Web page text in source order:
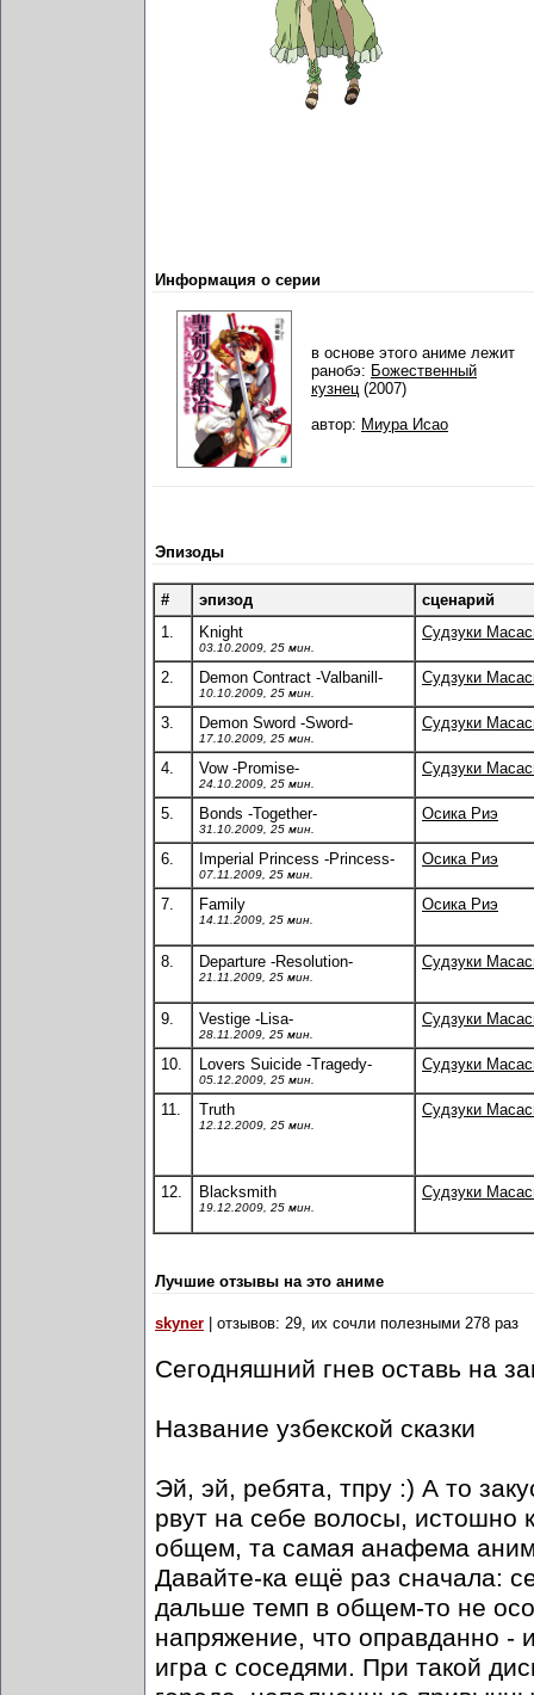
Информация о серии
в основе этого аниме лежит
ранобэ: Божественный
кузнец(2007)
автор: Миура Исао
Эпизоды
# эпизод
сценарий
1.
Knight
03.10.2009, 25 мин.
Судзуки
2. Demon Contract -Valbanill-
10.10.2009, 25 мин.
Судзуки
3. Demon Sword -Sword-
17.10.2009, 25 мин.
Судзуки
4. Vow -Promise-
24.10.2009, 25 мин.
Судзуки
5. Bonds -Together-
31.10.2009, 25 мин.
Осика Риэ
6. Imperial Princess -Princess-
07.11.2009, 25 мин.
Осика Риэ
7. Family
14.11.2009, 25 мин.
Осика Риэ
8. Departure -Resolution-
21.11.2009, 25 мин.
Судзуки
9. Vestige -Lisa-
28.11.2009, 25 мин.
Судзуки
10. Lovers Suicide -Tragedy-
05.12.2009, 25 мин.
Судзуки
11. Truth
12.12.2009, 25 мин.
Судзуки
12. Blacksmith
19.12.2009, 25 мин.
Судзуки
Лучшие отзывы на это аниме
skyner | отзывов: 29, их сочли полезными 278 раз
Сегодняшний гнев оставь на
Название узбекской сказки
Эй, эй, ребята, тпру :) А то
рвут на себе волосы, истошно
общем, та самая анафема
Давайте-ка ещё раз сначала:
дальше темп в общем-то не
напряжение, что оправданно -
игра с соседями. При такой